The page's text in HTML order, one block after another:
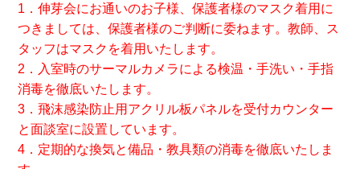
1．伸芽会にお通いのお子様、保護者様のマスク着用に
つきましては、保護者様のご判断に委ねます。教師、ス
タッフはマスクを着用いたします。
2．入室時のサーマルカメラによる検温・手洗い・手指
消毒を徹底いたします。
3．飛沫感染防止用アクリル板パネルを受付カウンター
と面談室に設置しています。
4．定期的な換気と備品・教具類の消毒を徹底いたしま